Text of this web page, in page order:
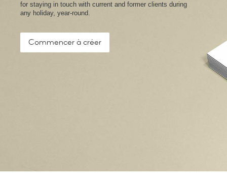
for staying in touch with current and former clients during
any holiday, year-round.
Commencer à créer